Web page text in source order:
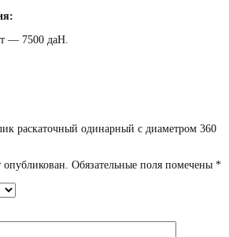
— 7500 даН.
раскаточный одинарный с диаметром 360
Обязательные поля помечены *